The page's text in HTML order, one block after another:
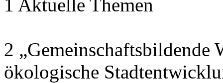
1 Aktuelle Themen
2
ökologische